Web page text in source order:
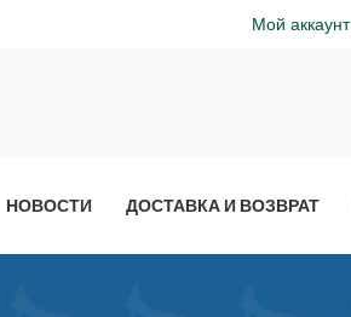
Мой аккаунт
НОВОСТИ ДОСТАВКА И ВОЗВРАТ